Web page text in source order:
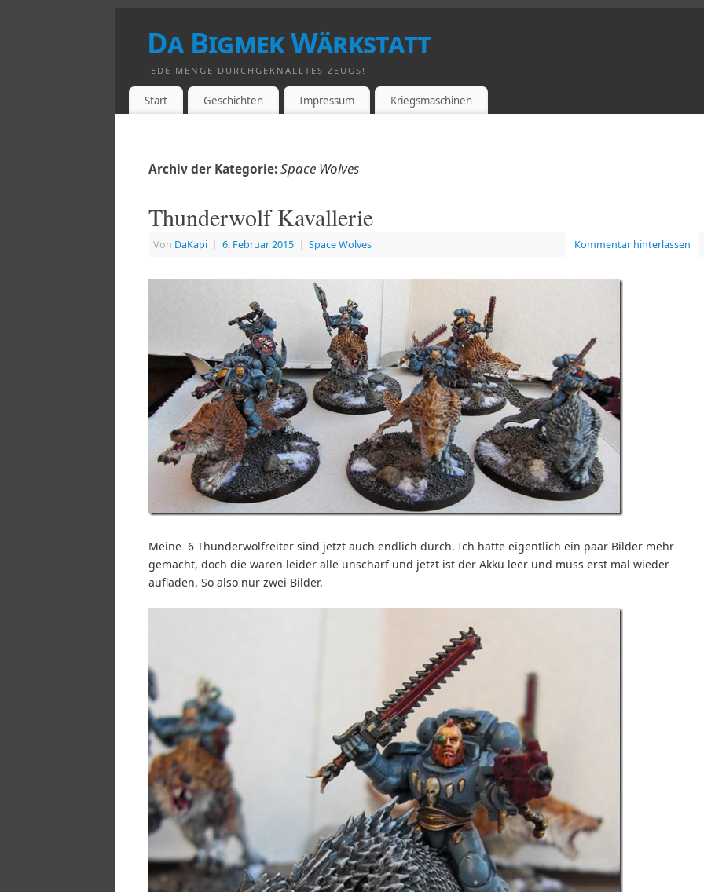
Da Bigmek Wärkstatt
JEDE MENGE DURCHGEKNALLTES ZEUGS!
Start Geschichten Impressum Kriegsmaschinen
Archiv der Kategorie:Space Wolves
Thunderwolf Kavallerie
Von DaKapi | 6. Februar 2015 | Space Wolves Kommentar hinterlassen
Meine 6 Thunderwolfreiter sind jetzt auch endlich durch. Ich hatte eigentlich ein paar Bilder mehr
gemacht, doch die waren leider alle unscharf und jetzt ist der Akku leer und muss erst mal wieder
aufladen. So also nur zwei Bilder.